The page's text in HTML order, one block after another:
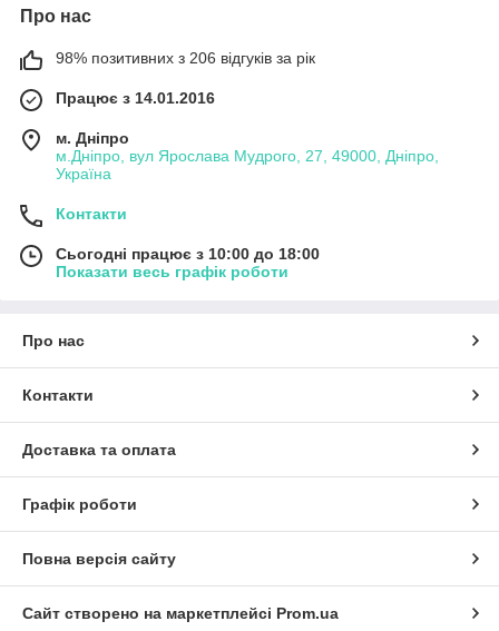
Про нас
98% позитивних з 206 відгуків за рік
Працює з 14.01.2016
м. Дніпро
м.Дніпро, вул Ярослава Мудрого, 27, 49000, Дніпро,
Україна
Контакти
Сьогодні працює з 10:00 до 18:00
Показати весь графік роботи
Про нас
Контакти
Доставка та оплата
Графік роботи
Повна версія сайту
Сайт створено на маркетплейсі Prom.ua